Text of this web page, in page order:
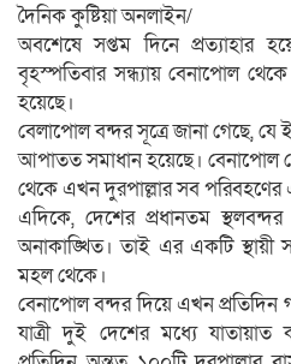
দৈনিক কুষ্টিয়া অনলাইন/
অবশেষে সপ্তম দিনে প্রত্যাহার
বৃহস্পতিবার সন্ধ্যায় বেনাপোল
হয়েছে।
বেলাপোল বন্দর সূত্রে জানা গেছে, যে
আপাতত সমাধান হয়েছে। বেনাপোল
থেকে এখন দুরপাল্লার সব পরিবহণের
এদিকে, দেশের প্রধানতম
অনাকাঙ্খিত। তাই এর একটি স্থায়ী
মহল থেকে।
বেনাপোল বন্দর দিয়ে এখন প্রতিদিন
যাত্রী দুই দেশের মধ্যে যাতায়াত